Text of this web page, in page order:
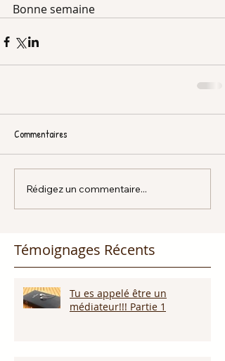
Bonne semaine
Commentaires
Rédigez un commentaire...
Témoignages Récents
Tu es appelé être un
médiateur!!! Partie 1